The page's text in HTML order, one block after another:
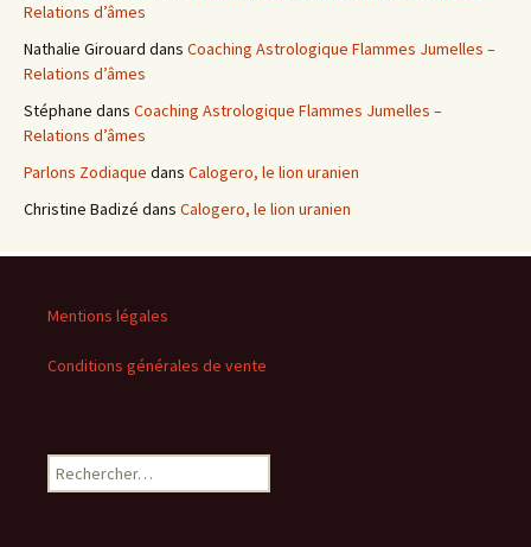
Relations d’âmes
Nathalie Girouard dans Coaching Astrologique Flammes Jumelles –
Relations d’âmes
Stéphane dans Coaching Astrologique Flammes Jumelles –
Relations d’âmes
Parlons Zodiaque dans Calogero, le lion uranien
Christine Badizé dans Calogero, le lion uranien
Mentions légales
Conditions générales de vente
Rechercher :